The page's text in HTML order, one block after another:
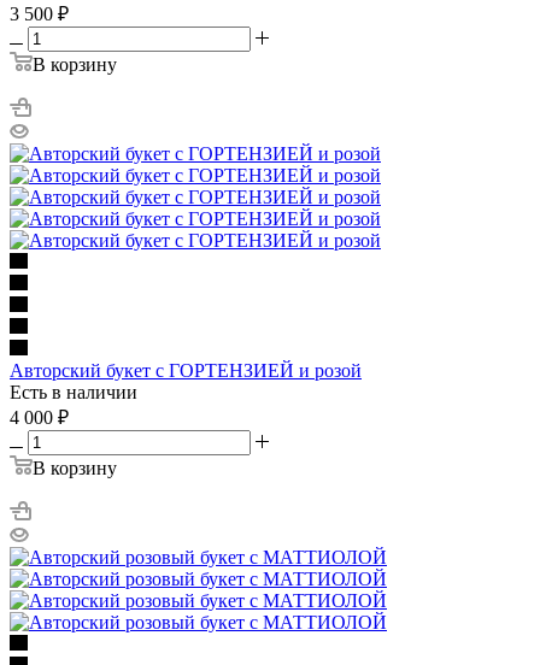
3 500 ₽
В корзину
Авторский букет с ГОРТЕНЗИЕЙ и розой
Есть в наличии
4 000 ₽
В корзину